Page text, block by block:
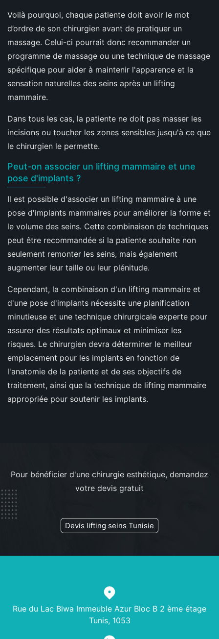
Voilà pourquoi, chaque patiente doit avoir le mot
d’ordre de son chirurgien avant de pratiquer un
massage. Celui-ci pourrait donc recommander un
programme de massage ou une technique de massage
spécifique pour aider à maintenir l'apparence et la
sensation naturelles des seins après un lifting
mammaire.
Dans tous les cas, la patiente ne doit pas masser les
incisions ou toucher les zones sensibles jusqu'à ce que
le chirurgien le permette.
Peut-on associer un lifting mammaire et une
pose d'implants ?
Il est possible d'associer un lifting mammaire à une
pose d'implants mammaires pour améliorer la forme et
le volume des seins. Cette combinaison de techniques
peut être recommandée si la patiente souhaite non
seulement remonter les seins, mais également
augmenter leur taille ou leur plénitude.
Cependant, la combinaison d'un lifting mammaire et
d'une pose d'implants nécessite une planification
minutieuse et une technique chirurgicale experte pour
assurer des résultats optimaux et minimiser les
risques. Le chirurgien devra déterminer le meilleur
emplacement pour les implants en fonction de
l'anatomie de la patiente et de ses objectifs de
traitement, ainsi que la technique de lifting mammaire
appropriée pour soutenir les implants.
Pour bénéficier d'une chirurgie esthétique, demandez
votre devis gratuit
Devis lifting seins Tunisie
Rue du Lac Biwa Immeuble Azur Bloc B 2 ème étage
Tunis, 1053